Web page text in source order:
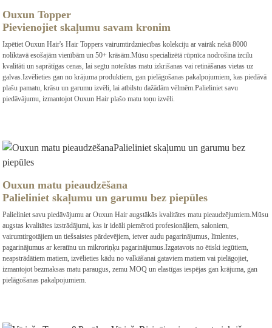
Ouxun Topper
Pievienojiet skaļumu savam kronim
Izpētiet Ouxun Hair's Hair Toppers vairumtirdzniecības kolekciju ar vairāk nekā 8000
noliktavā esošajām vienībām un 50+ krāsām.Mūsu specializētā rūpnīca nodrošina izcilu
kvalitāti un saprātīgas cenas, lai segtu noteiktas matu izkrišanas vai retināšanas vietas uz
galvas.Izvēlieties gan no krājuma produktiem, gan pielāgošanas pakalpojumiem, kas piedāvā
plašu pamatu, krāsu un garumu izvēli, lai atbilstu dažādām vēlmēm.Palieliniet savu
piedāvājumu, izmantojot Ouxun Hair plašo matu toņu izvēli.
Ouxun matu pieaudzēšana
Palieliniet skaļumu un garumu bez piepūles
Palieliniet savu piedāvājumu ar Ouxun Hair augstākās kvalitātes matu pieaudzējumiem.Mūsu
augstas kvalitātes izstrādājumi, kas ir ideāli piemēroti profesionāļiem, saloniem,
vairumtirgotājiem un tiešsaistes pārdevējiem, ietver audu pagarinājumus, līmlentes,
pagarinājumus ar keratīnu un mikroriņķu pagarinājumus.Izgatavots no ētiski iegūtiem,
neapstrādātiem matiem, izvēlieties kādu no valkāšanai gataviem matiem vai pielāgojiet,
izmantojot bezmaksas matu paraugus, zemu MOQ un elastīgas iespējas gan krājuma, gan
pielāgošanas pakalpojumiem.